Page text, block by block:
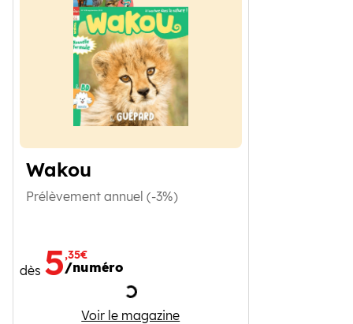
Wakou
Prélèvement annuel (-3%)
dès 5,35€
/numéro
Chargement
Voir le magazine
Wakou